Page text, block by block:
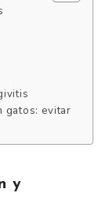
gatos: evitar
y